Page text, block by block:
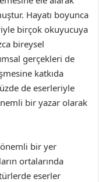
Hayatı boyunca
birçok okuyucuya
bireysel
gerçekleri de
katkıda
de eserleriyle
bir yazar olarak
bir yer
ortalarında
eserler